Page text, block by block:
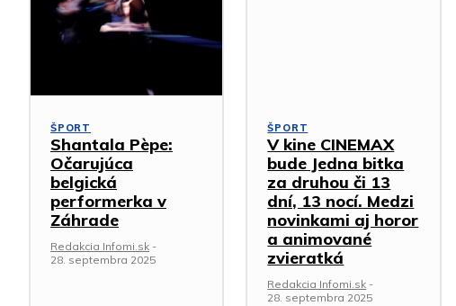
ŠPORT
Shantala Pèpe:
Očarujúca
belgická
performerka v
Záhrade
Redakcia Infomi.sk -
28. septembra 2025
ŠPORT
V kine CINEMAX
bude Jedna bitka
za druhou či 13
dní, 13 nocí. Medzi
novinkami aj horor
a animované
zvieratká
Redakcia Infomi.sk -
28. septembra 2025